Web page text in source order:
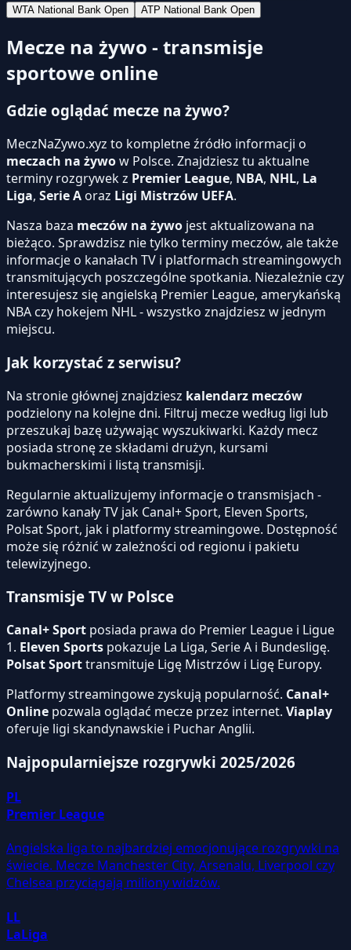
WTA National Bank Open
ATP National Bank Open
Mecze na żywo - transmisje
sportowe online
Gdzie oglądać mecze na żywo?
MeczNaZywo.xyz to kompletne źródło informacji o
meczach na żywow Polsce. Znajdziesz tu aktualne
terminy rozgrywek z Premier League, NBA, NHL, La
Liga, Serie A oraz Ligi Mistrzów UEFA.
Nasza baza meczów na żywo jest aktualizowana na
bieżąco. Sprawdzisz nie tylko terminy meczów, ale także
informacje o kanałach TV i platformach streamingowych
transmitujących poszczególne spotkania. Niezależnie czy
interesujesz się angielską Premier League, amerykańską
NBA czy hokejem NHL - wszystko znajdziesz w jednym
miejscu.
Jak korzystać z serwisu?
Na stronie głównej znajdziesz kalendarz meczów
podzielony na kolejne dni. Filtruj mecze według ligi lub
przeszukaj bazę używając wyszukiwarki. Każdy mecz
posiada stronę ze składami drużyn, kursami
bukmacherskimi i listą transmisji.
Regularnie aktualizujemy informacje o transmisjach -
zarówno kanały TV jak Canal+ Sport, Eleven Sports,
Polsat Sport, jak i platformy streamingowe. Dostępność
może się różnić w zależności od regionu i pakietu
telewizyjnego.
Transmisje TV w Polsce
Canal+ Sport posiada prawa do Premier League i Ligue
1. Eleven Sports pokazuje La Liga, Serie A i Bundesligę.
Polsat Sporttransmituje Ligę Mistrzów i Ligę Europy.
Platformy streamingowe zyskują popularność. Canal+
Online pozwala oglądać mecze przez internet. Viaplay
oferuje ligi skandynawskie i Puchar Anglii.
Najpopularniejsze rozgrywki 2025/2026
PL
Premier League
Angielska liga to najbardziej emocjonujące rozgrywki na
świecie. Mecze Manchester City, Arsenalu, Liverpool czy
Chelsea przyciągają miliony widzów.
LL
LaLiga